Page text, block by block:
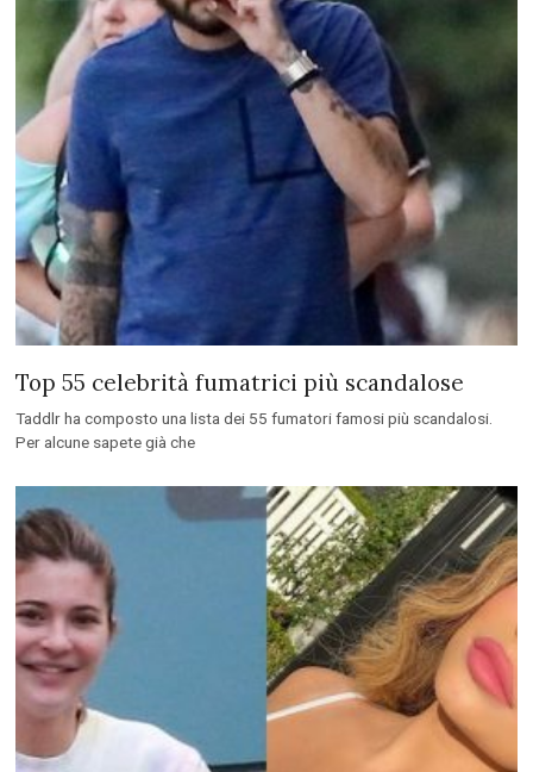
Top 55 celebrità fumatrici più scandalose
Taddlr ha composto una lista dei 55 fumatori famosi più scandalosi.
Per alcune sapete già che